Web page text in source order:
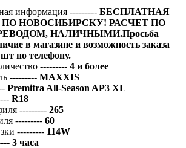
информация --------- БЕСПЛАТНАЯ
НОВОСИБИРСКУ! РАСЧЕТ ПО
НАЛИЧНЫМИ.Просьба
в магазине и возможность заказа
по телефону.
--------- 4 и более
--------- MAXXIS
Premitra All-Season AP3 XL
R18
--------- 265
--------- 60
--------- 114W
3 часа